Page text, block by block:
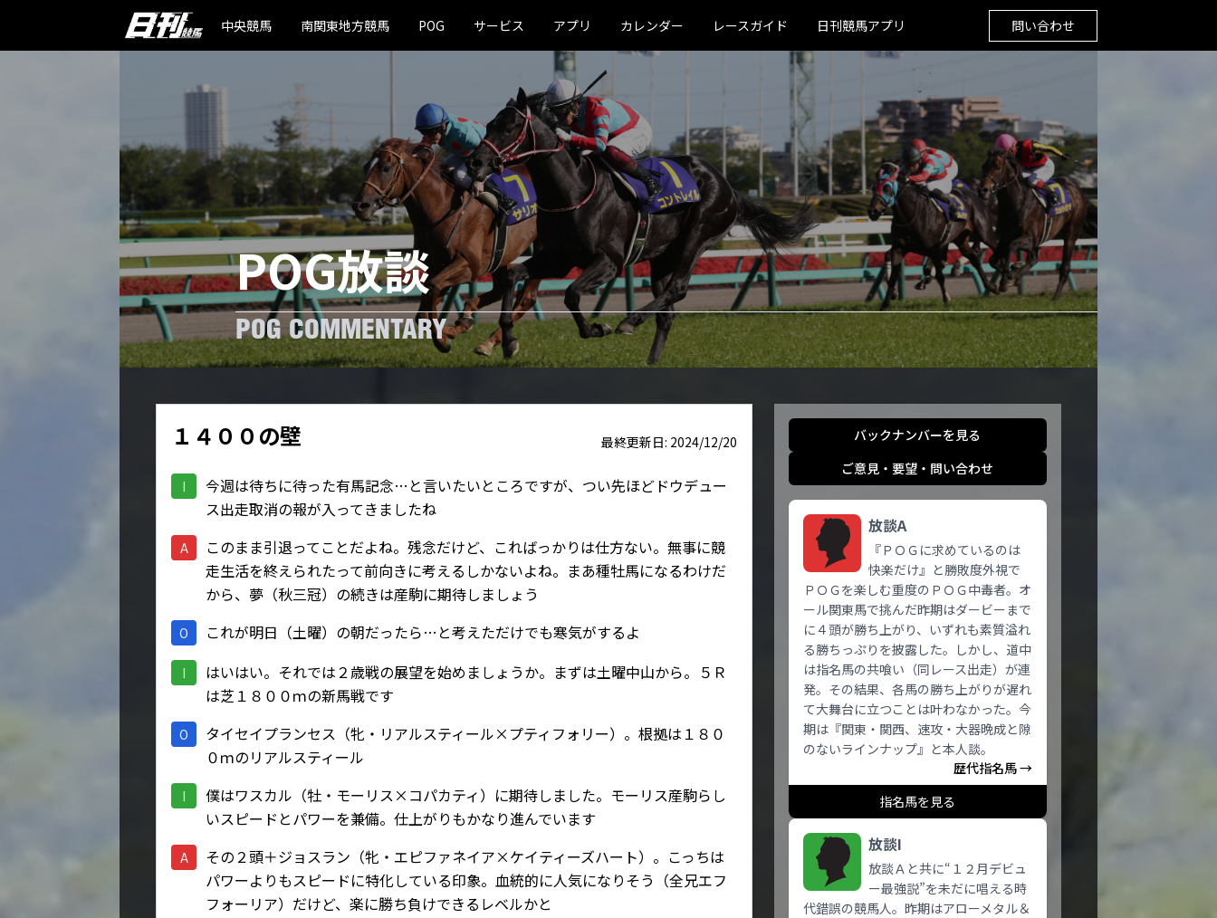
中央競馬 南関東地方競馬 POG サービス アプリ カレンダー レースガイド 日刊競馬アプリ 問い合わせ
POG放談
POG COMMENTARY
１４００の壁 最終更新日: 2024/12/20
I
今週は待ちに待った有馬記念…と言いたいところですが、つい先ほどドウデュー
ス出走取消の報が入ってきましたね
A
このまま引退ってことだよね。残念だけど、こればっかりは仕方ない。無事に競
走生活を終えられたって前向きに考えるしかないよね。まあ種牡馬になるわけだ
から、夢（秋三冠）の続きは産駒に期待しましょう
O これが明日（土曜）の朝だったら…と考えただけでも寒気がするよ
I
はいはい。それでは２歳戦の展望を始めましょうか。まずは土曜中山から。５Ｒ
は芝１８００ｍの新馬戦です
O
タイセイプランセス（牝・リアルスティール×プティフォリー）。根拠は１８０
０ｍのリアルスティール
I
僕はワスカル（牡・モーリス×コパカティ）に期待しました。モーリス産駒らし
いスピードとパワーを兼備。仕上がりもかなり進んでいます
A
その２頭＋ジョスラン（牝・エピファネイア×ケイティーズハート）。こっちは
パワーよりもスピードに特化している印象。血統的に人気になりそう（全兄エフ
フォーリア）だけど、楽に勝ち負けできるレベルかと
バックナンバーを見る
ご意見・要望・問い合わせ
放談A
『ＰＯＧに求めているのは
快楽だけ』と勝敗度外視で
ＰＯＧを楽しむ重度のＰＯＧ中毒者。オ
ール関東馬で挑んだ昨期はダービーまで
に４頭が勝ち上がり、いずれも素質溢れ
る勝ちっぷりを披露した。しかし、道中
は指名馬の共喰い（同レース出走）が連
発。その結果、各馬の勝ち上がりが遅れ
て大舞台に立つことは叶わなかった。今
期は『関東・関西、速攻・大器晩成と隙
のないラインナップ』と本人談。
歴代指名馬 →
指名馬を見る
放談I
放談Ａと共に“１２月デビュ
ー最強説”を未だに唱える時
代錯誤の競馬人。昨期はアローメタル＆